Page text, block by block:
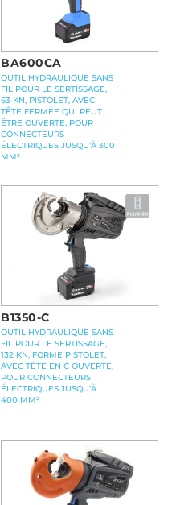
BA600CA
OUTIL HYDRAULIQUE SANS
FIL POUR LE SERTISSAGE,
63 KN, PISTOLET, AVEC
TÊTE FERMÉE QUI PEUT
ÊTRE OUVERTE, POUR
CONNECTEURS
ÉLECTRIQUES JUSQU’À 300
MM²
B1350-C
OUTIL HYDRAULIQUE SANS
FIL POUR LE SERTISSAGE,
132 KN, FORME PISTOLET,
AVEC TÊTE EN C OUVERTE,
POUR CONNECTEURS
ÉLECTRIQUES JUSQU’À
400 MM²